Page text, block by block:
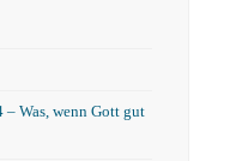
– Was, wenn Gott gut